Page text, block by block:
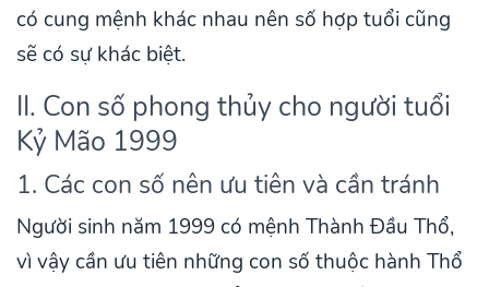
có cung mệnh khác nhau nên số hợp tuổi cũng
sẽ có sự khác biệt.
II. Con số phong thủy cho người tuổi
Kỷ Mão 1999
1. Các con số nên ưu tiên và cần tránh
Người sinh năm 1999 có mệnh Thành Đầu Thổ,
vì vậy cần ưu tiên những con số thuộc hành Thổ